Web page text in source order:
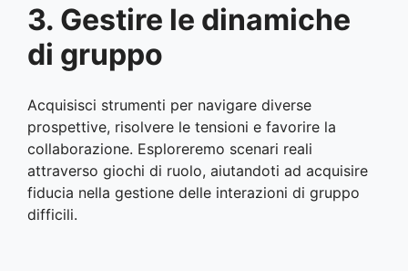
3. Gestire le dinamiche
di gruppo
Acquisisci strumenti per navigare diverse
prospettive, risolvere le tensioni e favorire la
collaborazione. Esploreremo scenari reali
attraverso giochi di ruolo, aiutandoti ad acquisire
fiducia nella gestione delle interazioni di gruppo
difficili.